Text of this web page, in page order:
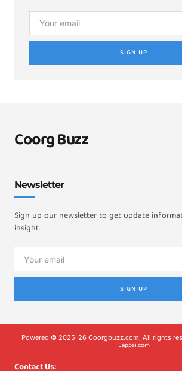
SIGN UP
Coorg Buzz
Newsletter
Sign up our newsletter to get update
insight.
SIGN UP
Powered © 2025-26 Coorgbuzz.com, All rights
Eappsi.com
Contact Us: